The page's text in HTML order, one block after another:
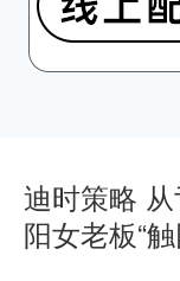
迪时策略
阳女老板“